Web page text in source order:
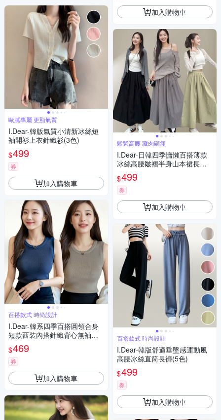
歐膩專屬 更顯氣質
I.Dear-韓版氣質小清新冰絲短
袖開衫上衣針織衫(3色)
$499
券
加入購物車
百搭款式 時尚設計
I.Dear-韓系四季百搭圓領合身
短款西裝內搭針織背心無袖上
衣(5色)
$469
券
加入購物車
加入購物車
鬆緊高腰 藏肉顯瘦
I.Dear-日韓四季慵懶百搭薄款
冰絲高腰皺褶半身山本裙長裙
(5色)
$499
券
加入購物車
百搭款式 時尚設計
I.Dear-韓版舒適垂墜感運動風
高腰冰絲直筒長褲(5色)
$499
券
加入購物車